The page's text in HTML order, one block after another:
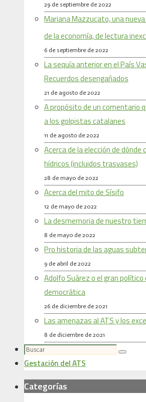
29 de septiembre de 2022
Mariana Mazzucato, una
de la economía, de lectura
6 de septiembre de 2022
La sequía anterior en el País
Recuerdos desengañados
21 de agosto de 2022
A propósito de un comentario
a los golpistas catalanes
11 de agosto de 2022
Acerca de la elección de
hídricos (incluidos trasvases)
28 de mayo de 2022
Acerca del mito de Sísifo
12 de mayo de 2022
La desmemoria de nuestro
8 de mayo de 2022
Pro historia de las aguas
9 de abril de 2022
Adolfo Suárez o el gran
democrática
26 de diciembre de 2021
Las amenazas al ATS y los
8 de diciembre de 2021
Buscar:
Buscar
Gestación del ATS
Categorías